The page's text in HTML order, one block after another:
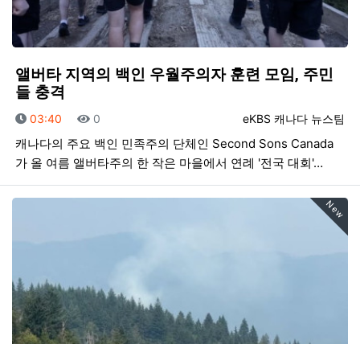
앨버타 지역의 백인 우월주의자 훈련 모임, 주민
들 충격
등록자
eKBS 캐나다 뉴스팀
등록일
03:40 조회
0
캐나다의 주요 백인 민족주의 단체인 Second Sons Canada
가 올 여름 앨버타주의 한 작은 마을에서 연례 '전국 대회'…
New